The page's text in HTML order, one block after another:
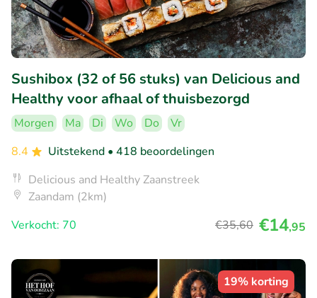
Sushibox (32 of 56 stuks) van Delicious and
Healthy voor afhaal of thuisbezorgd
Morgen Ma Di Wo Do
Vr
8.4
Uitstekend • 418 beoordelingen
Delicious and Healthy Zaanstreek
Zaandam (2km)
Verkocht: 70
€35,60 €14,95
19% korting